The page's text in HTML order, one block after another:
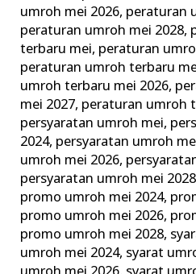
umroh mei 2026, peraturan
peraturan umroh mei 2028,
terbaru mei, peraturan
peraturan umroh terbaru
umroh terbaru mei 2026,
mei 2027, peraturan umroh
persyaratan umroh mei,
2024, persyaratan umroh
umroh mei 2026,
persyaratan umroh mei 2028
promo umroh mei 2024,
promo umroh mei 2026,
promo umroh mei 2028,
umroh mei 2024, syarat